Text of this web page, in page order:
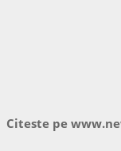
Citeste pe